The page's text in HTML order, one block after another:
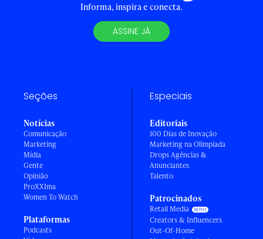
Informa, inspira e conecta.
ASSINE JÁ
Seções
Notícias
Comunicação
Marketing
Mídia
Gente
Opinião
ProXXIma
Women To Watch
Plataformas
Podcasts
Especiais
Editoriais
100 Dias de Inovação
Marketing na Olimpíada
Drops Agências &
Anunciantes
Talento
Patrocinados
Retail Media
Creators & Influencers
Out-Of-Home